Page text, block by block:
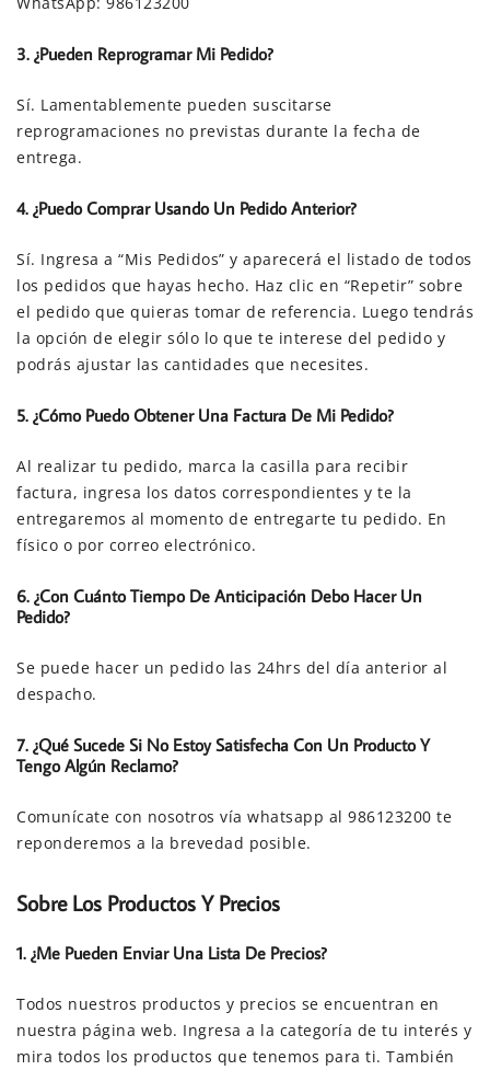
3. ¿Pueden Reprogramar Mi Pedido?
Sí. Lamentablemente pueden suscitarse
reprogramaciones no previstas durante la fecha de
entrega.
4. ¿Puedo Comprar Usando Un Pedido Anterior?
Sí. Ingresa a “Mis Pedidos” y aparecerá el listado de todos
los pedidos que hayas hecho. Haz clic en “Repetir” sobre
el pedido que quieras tomar de referencia. Luego tendrás
la opción de elegir sólo lo que te interese del pedido y
podrás ajustar las cantidades que necesites.
5. ¿Cómo Puedo Obtener Una Factura De Mi Pedido?
Al realizar tu pedido, marca la casilla para recibir
factura, ingresa los datos correspondientes y te la
entregaremos al momento de entregarte tu pedido. En
físico o por correo electrónico.
6. ¿Con Cuánto Tiempo De Anticipación Debo Hacer Un
Pedido?
Se puede hacer un pedido las 24hrs del día anterior al
despacho.
7. ¿Qué Sucede Si No Estoy Satisfecha Con Un Producto Y
Tengo Algún Reclamo?
Comunícate con nosotros vía whatsapp al 986123200 te
reponderemos a la brevedad posible.
Sobre Los Productos Y Precios
1. ¿Me Pueden Enviar Una Lista De Precios?
Todos nuestros productos y precios se encuentran en
nuestra página web. Ingresa a la categoría de tu interés y
mira todos los productos que tenemos para ti. También